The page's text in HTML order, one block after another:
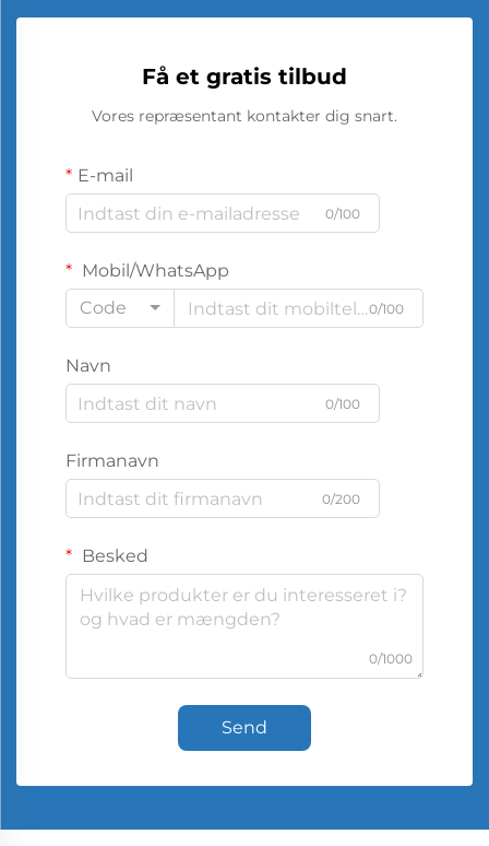
Få et gratis tilbud
Vores repræsentant kontakter dig snart.
E-mail
0/100
Mobil/WhatsApp
Code
0/100
Navn
0/100
Firmanavn
0/200
Besked
0/1000
Send